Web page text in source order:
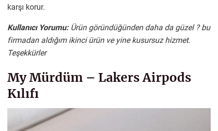
karşı korur.
Kullanıcı Yorumu: Ürün göründüğünden daha da güzel ? bu
firmadan aldığım ikinci ürün ve yine kusursuz hizmet.
Teşekkürler
My Mürdüm – Lakers Airpods
Kılıfı